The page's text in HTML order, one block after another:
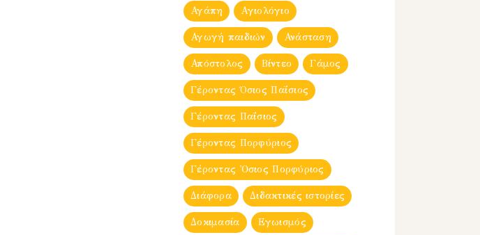
Αγάπη Αγιολόγιο
Αγωγή παιδιών Ανάσταση
Απόστολος Βίντεο Γάμος
Γέροντας Όσιος Παΐσιος
Γέροντας Παΐσιος
Γέροντας Πορφύριος
Γέροντας Ὀσιος Πορφύριος
Διάφορα Διδακτικές ιστορίες
Δοκιμασία Εγωισμός